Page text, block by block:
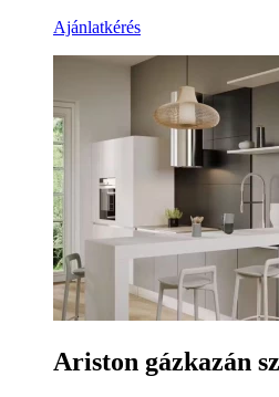
Ajánlatkérés
Ariston gázkazán